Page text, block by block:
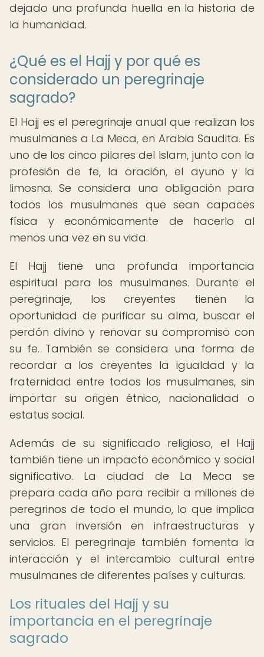
dejado una profunda huella en la historia de
la humanidad.
¿Qué es el Hajj y por qué es
considerado un peregrinaje
sagrado?
El Hajj es el peregrinaje anual que realizan los
musulmanes a La Meca, en Arabia Saudita. Es
uno de los cinco pilares del Islam, junto con la
profesión de fe, la oración, el ayuno y la
limosna. Se considera una obligación para
todos los musulmanes que sean capaces
física y económicamente de hacerlo al
menos una vez en su vida.
El Hajj tiene una profunda importancia
espiritual para los musulmanes. Durante el
peregrinaje, los creyentes tienen la
oportunidad de purificar su alma, buscar el
perdón divino y renovar su compromiso con
su fe. También se considera una forma de
recordar a los creyentes la igualdad y la
fraternidad entre todos los musulmanes, sin
importar su origen étnico, nacionalidad o
estatus social.
Además de su significado religioso, el Hajj
también tiene un impacto económico y social
significativo. La ciudad de La Meca se
prepara cada año para recibir a millones de
peregrinos de todo el mundo, lo que implica
una gran inversión en infraestructuras y
servicios. El peregrinaje también fomenta la
interacción y el intercambio cultural entre
musulmanes de diferentes países y culturas.
Los rituales del Hajj y su
importancia en el peregrinaje
sagrado